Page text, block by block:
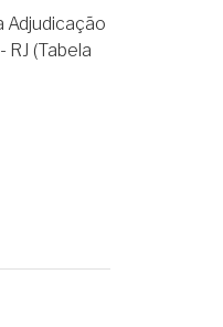
Adjudicação
RJ (Tabela